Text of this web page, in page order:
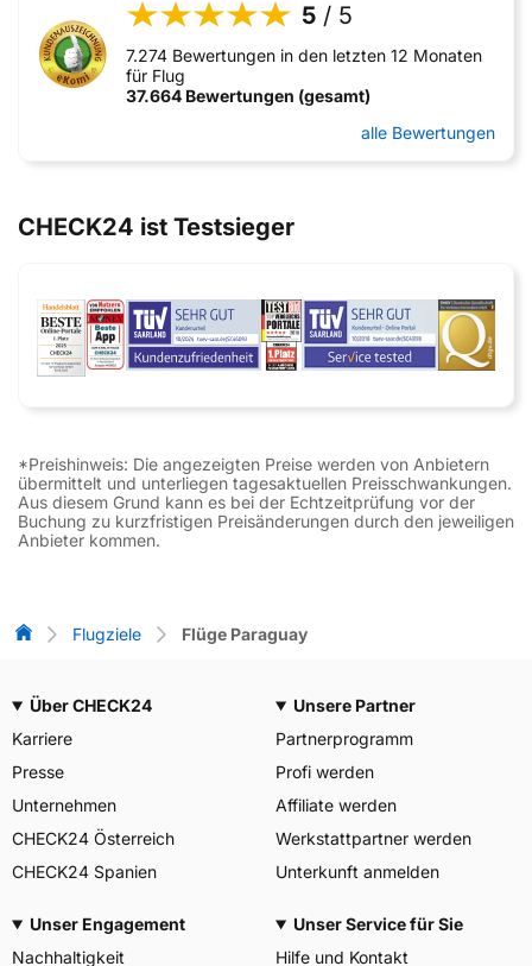
5 / 5
7.274 Bewertungen in den letzten 12 Monaten
für Flug
37.664 Bewertungen (gesamt)
alle Bewertungen
CHECK24 ist Testsieger
*Preishinweis: Die angezeigten Preise werden von Anbietern
übermittelt und unterliegen tagesaktuellen Preisschwankungen.
Aus diesem Grund kann es bei der Echtzeitprüfung vor der
Buchung zu kurzfristigen Preisänderungen durch den jeweiligen
Anbieter kommen.
Flug-Vergleich
Flugziele Flüge Paraguay
Über CHECK24
Karriere
Presse
Unternehmen
CHECK24 Österreich
CHECK24 Spanien
Unsere Partner
Partnerprogramm
Profi werden
Affiliate werden
Werkstattpartner werden
Unterkunft anmelden
Unser Engagement
Nachhaltigkeit
Unser Service für Sie
Hilfe und Kontakt